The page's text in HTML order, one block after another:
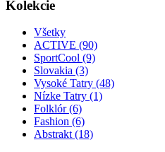
Kolekcie
Všetky
ACTIVE (90)
SportCool (9)
Slovakia (3)
Vysoké Tatry (48)
Nízke Tatry (1)
Folklór (6)
Fashion (6)
Abstrakt (18)